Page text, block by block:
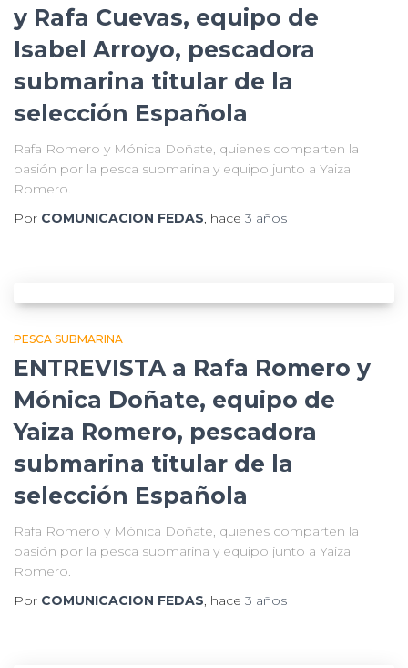
y Rafa Cuevas, equipo de
Isabel Arroyo, pescadora
submarina titular de la
selección Española
Rafa Romero y Mónica Doñate, quienes comparten la
pasión por la pesca submarina y equipo junto a Yaiza
Romero.
Por COMUNICACION FEDAS, hace 3 años
PESCA SUBMARINA
ENTREVISTA a Rafa Romero y
Mónica Doñate, equipo de
Yaiza Romero, pescadora
submarina titular de la
selección Española
Rafa Romero y Mónica Doñate, quienes comparten la
pasión por la pesca submarina y equipo junto a Yaiza
Romero.
Por COMUNICACION FEDAS, hace 3 años